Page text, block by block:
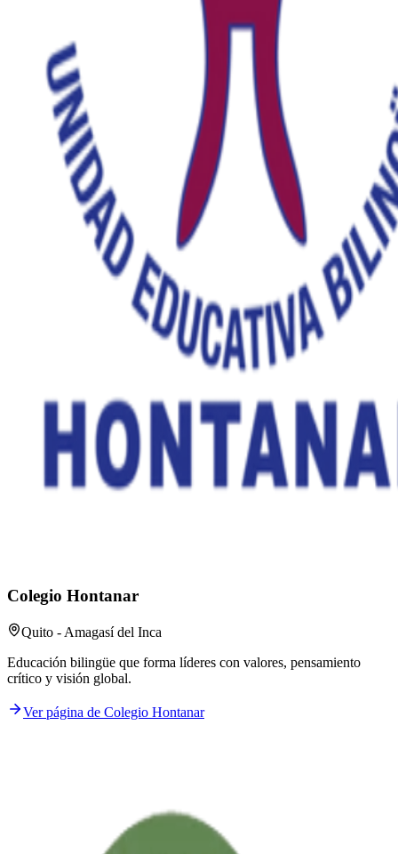
Colegio Hontanar
Quito - Amagasí del Inca
Educación bilingüe que forma líderes con valores, pensamiento
crítico y visión global.
Ver página de Colegio Hontanar